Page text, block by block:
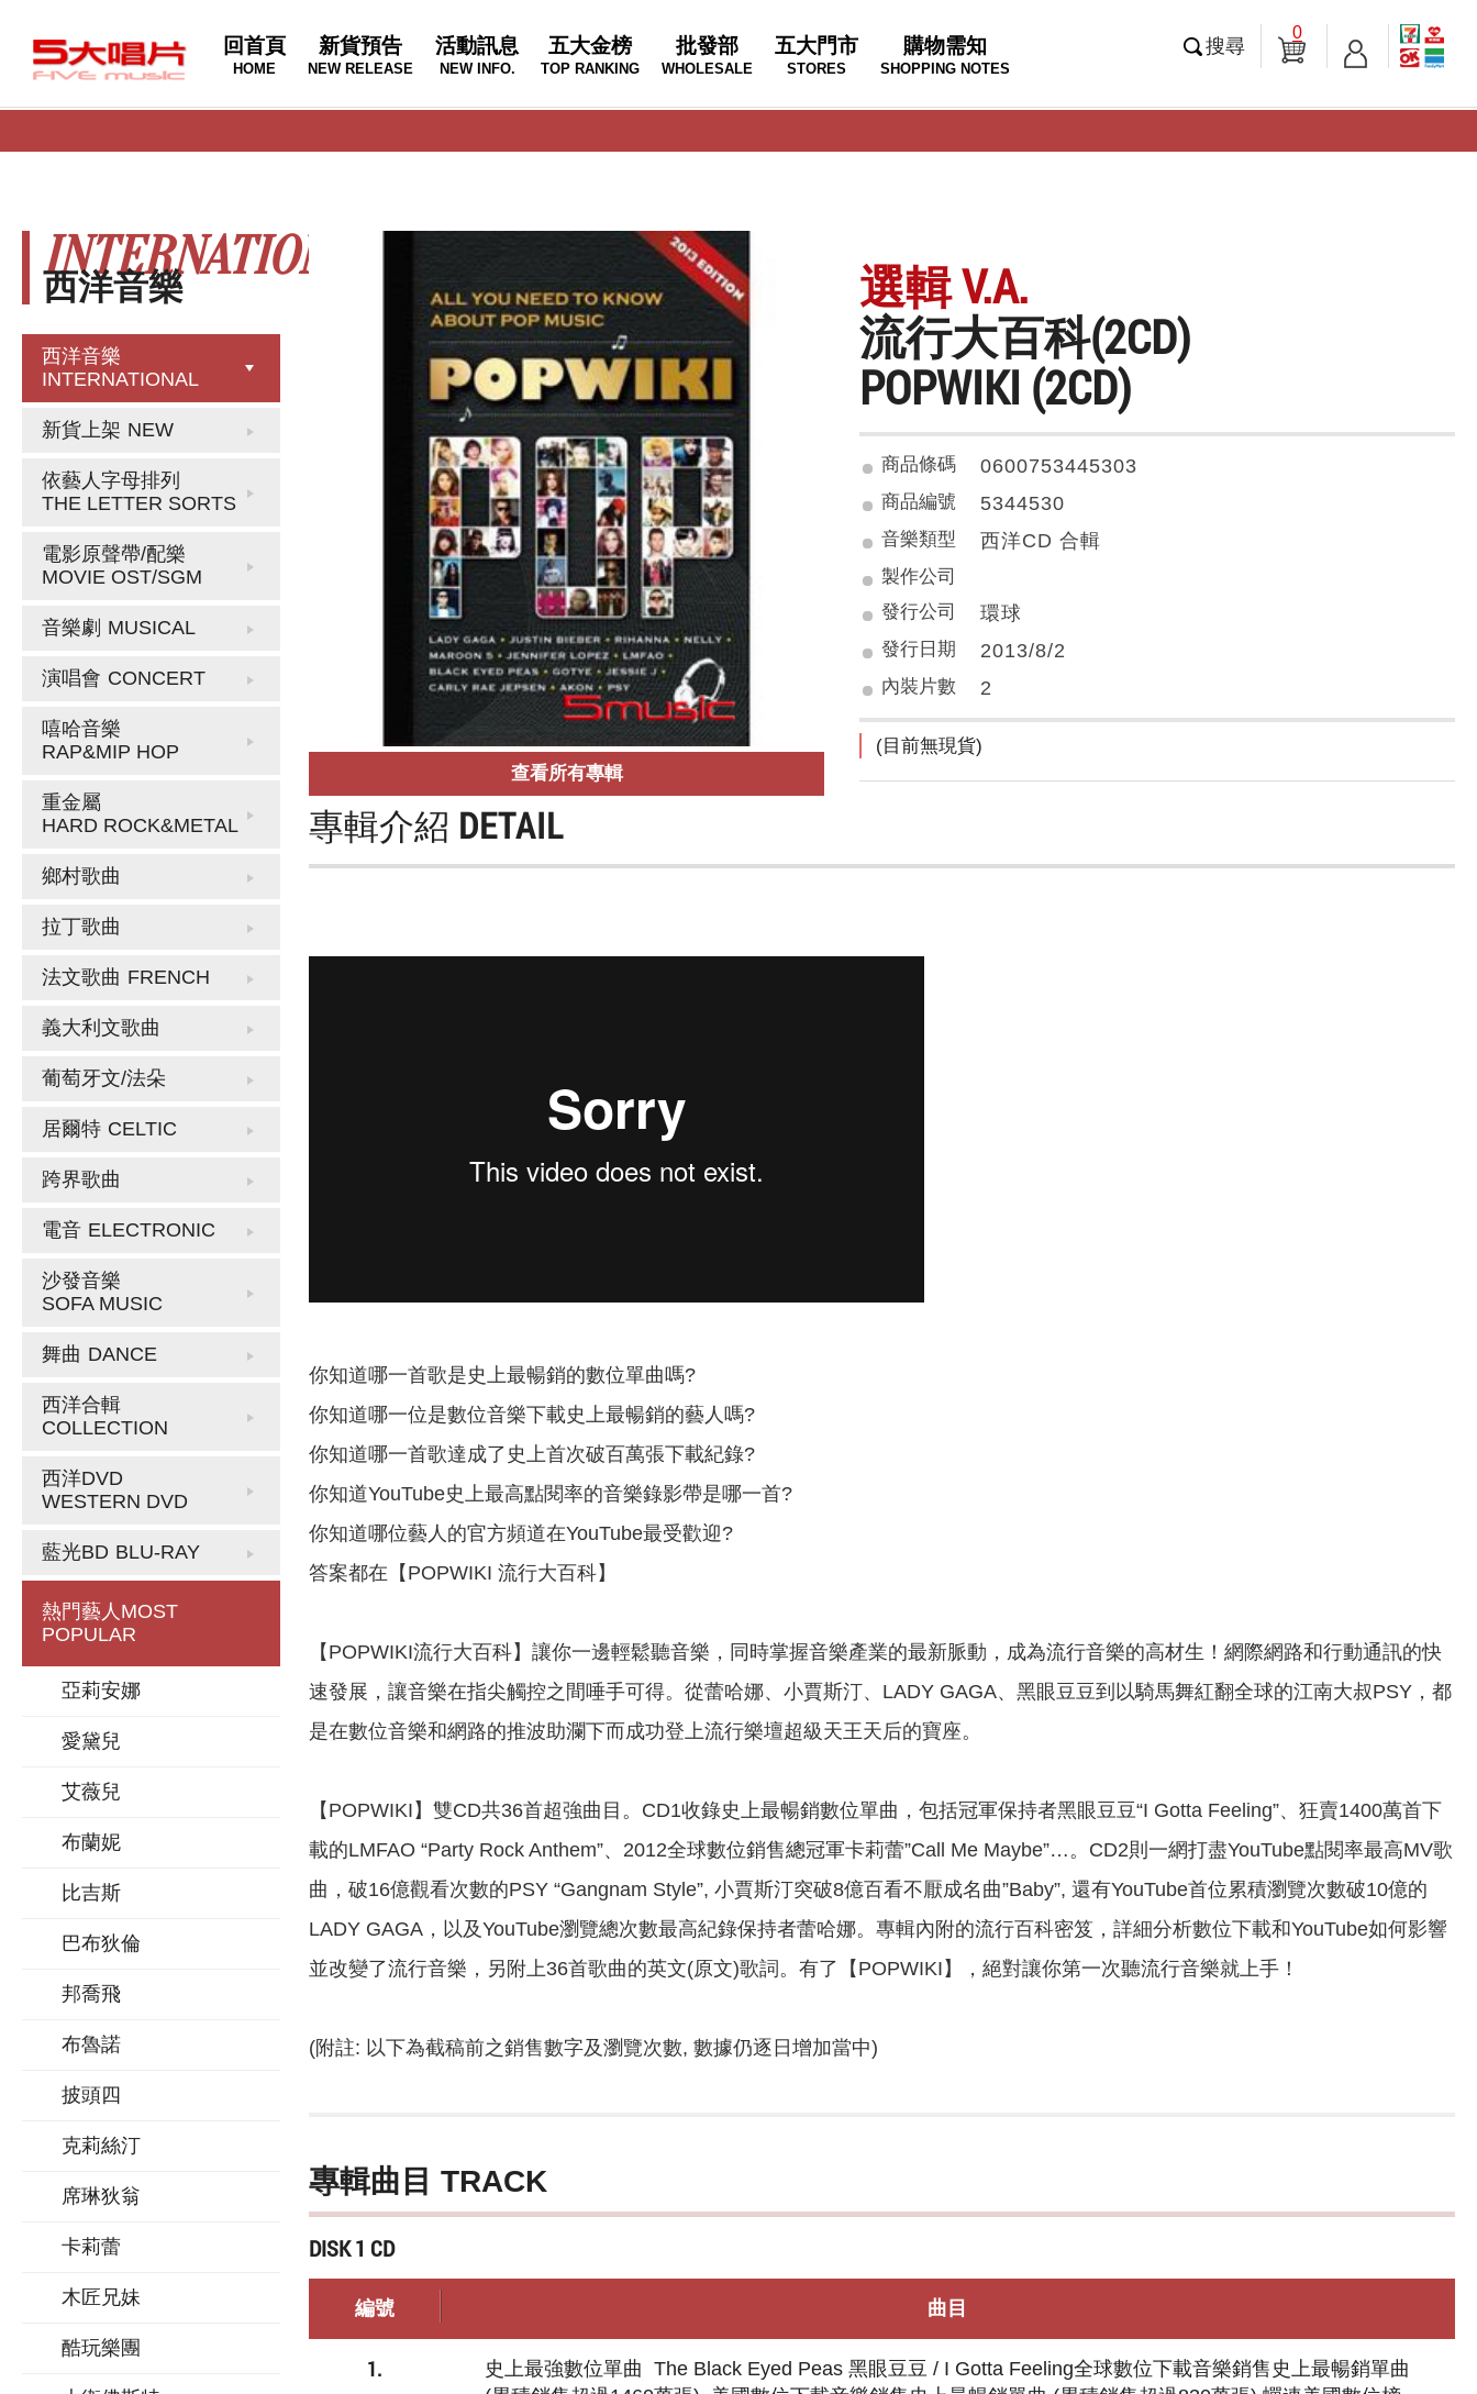
回首頁
HOME
新貨預告
NEW RELEASE
活動訊息
NEW INFO.
五大金榜
TOP RANKING
批發部
WHOLESALE
五大門市
STORES
購物需知
SHOPPING NOTES
搜尋
0
西洋音樂
INTERNATIONAL
西洋音樂
INTERNATIONAL
新貨上架 NEW
依藝人字母排列
THE LETTER SORTS
電影原聲帶/配樂
MOVIE OST/SGM
音樂劇 MUSICAL
演唱會 CONCERT
嘻哈音樂
RAP&MIP HOP
重金屬
HARD ROCK&METAL
鄉村歌曲
拉丁歌曲
法文歌曲 FRENCH
義大利文歌曲
葡萄牙文/法朵
居爾特 CELTIC
跨界歌曲
電音 ELECTRONIC
沙發音樂
SOFA MUSIC
舞曲 DANCE
西洋合輯
COLLECTION
西洋DVD
WESTERN DVD
藍光BD BLU-RAY
熱門藝人 MOST
POPULAR
亞莉安娜
愛黛兒
艾薇兒
布蘭妮
比吉斯
巴布狄倫
邦喬飛
布魯諾
披頭四
克莉絲汀
席琳狄翁
卡莉蕾
木匠兄妹
酷玩樂團
查看所有專輯
選輯 V.A.
流行大百科(2CD)
POPWIKI (2CD)
商品條碼 0600753445303
商品編號 5344530
音樂類型 西洋CD 合輯
製作公司
發行公司
環球
發行日期 2013/8/2
內裝片數 2
(目前無現貨)
專輯介紹 DETAIL
你知道哪一首歌是史上最暢銷的數位單曲嗎?
你知道哪一位是數位音樂下載史上最暢銷的藝人嗎?
你知道哪一首歌達成了史上首次破百萬張下載紀錄?
你知道YouTube史上最高點閱率的音樂錄影帶是哪一首?
你知道哪位藝人的官方頻道在YouTube最受歡迎?
答案都在【POPWIKI 流行大百科】
【POPWIKI流行大百科】讓你一邊輕鬆聽音樂，同時掌握音樂產業的最新脈動，成為流行音樂的高材生！網際網路和行動通訊的快
速發展，讓音樂在指尖觸控之間唾手可得。從蕾哈娜、小賈斯汀、LADY GAGA、黑眼豆豆到以騎馬舞紅翻全球的江南大叔PSY，都
是在數位音樂和網路的推波助瀾下而成功登上流行樂壇超級天王天后的寶座。
【POPWIKI】雙CD共36首超強曲目。CD1收錄史上最暢銷數位單曲，包括冠軍保持者黑眼豆豆“I Gotta Feeling”、狂賣1400萬首下
載的LMFAO “Party Rock Anthem”、2012全球數位銷售總冠軍卡莉蕾”Call Me Maybe”…。CD2則一網打盡YouTube點閱率最高MV歌
曲，破16億觀看次數的PSY “Gangnam Style”, 小賈斯汀突破8億百看不厭成名曲”Baby”, 還有YouTube首位累積瀏覽次數破10億的
LADY GAGA，以及YouTube瀏覽總次數最高紀錄保持者蕾哈娜。專輯內附的流行百科密笈，詳細分析數位下載和YouTube如何影響
並改變了流行音樂，另附上36首歌曲的英文(原文)歌詞。有了【POPWIKI】，絕對讓你第一次聽流行音樂就上手！
(附註: 以下為截稿前之銷售數字及瀏覽次數, 數據仍逐日增加當中)
專輯曲目 TRACK
DISK 1 CD
編號 曲目
1.
史上最強數位單曲 The Black Eyed Peas 黑眼豆豆 / I Gotta Feeling全球數位下載音樂銷售史上最暢銷單曲